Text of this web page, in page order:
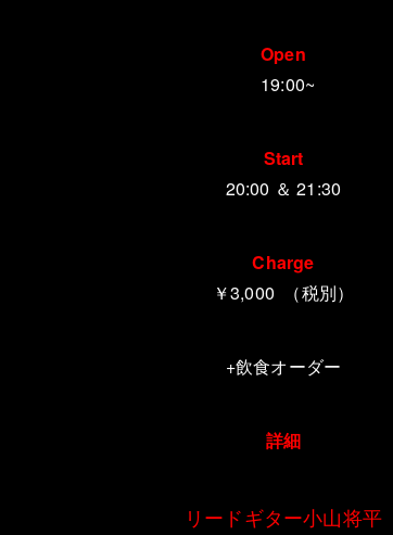
Open
19:00~
Start
20:00 ＆ 21:30
Charge
￥3,000 （税別）
+飲食オーダー
詳細
リードギター小山将平